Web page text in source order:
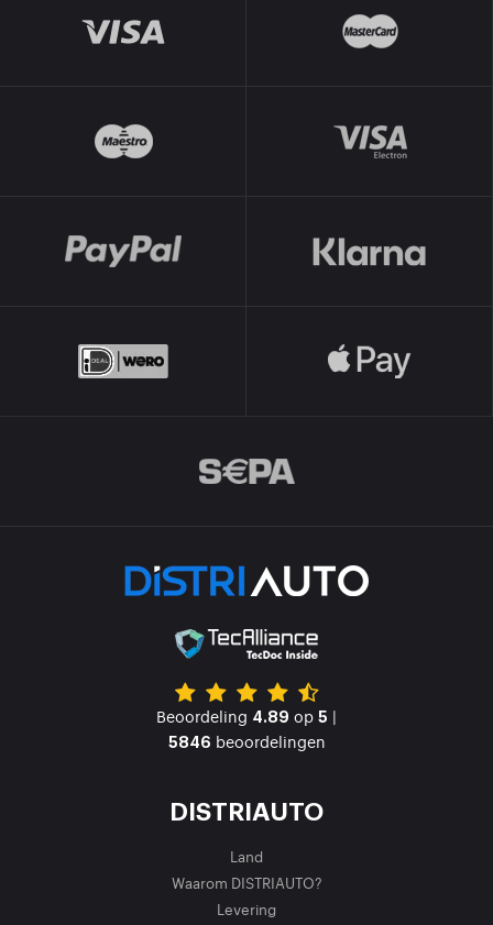
Beoordeling 4.89 op 5 |
5846 beoordelingen
DISTRIAUTO
Land
Waarom DISTRIAUTO?
Levering